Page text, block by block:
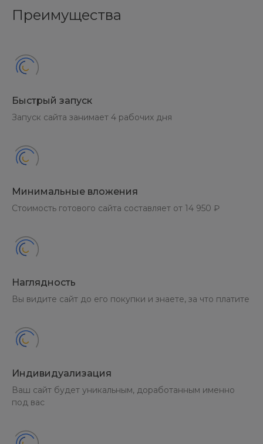
Преимущества
Быстрый запуск
Запуск сайта занимает 4 рабочих дня
Минимальные вложения
Стоимость готового сайта составляет от 14 950 ₽
Наглядность
Вы видите сайт до его покупки и знаете, за что платите
Индивидуализация
Ваш сайт будет уникальным, доработанным именно
под вас